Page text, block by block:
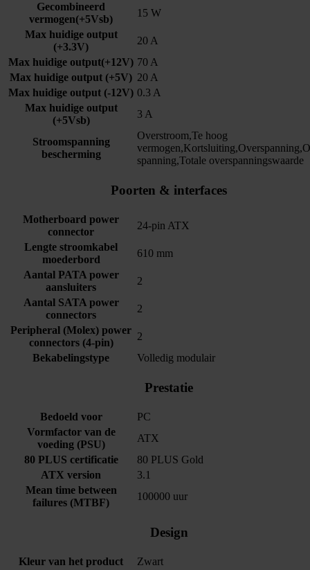
Gecombineerd
vermogen(+5Vsb)
15 W
Max huidige output
(+3.3V)
20 A
Max huidige output(+12V) 70 A
Max huidige output (+5V) 20 A
Max huidige output (-12V) 0.3 A
Max huidige output
(+5Vsb)
3 A
Stroomspanning
bescherming
Overstroom,Te hoog
spanning,Totale overspanningswaarde
Poorten & interfaces
Motherboard power
connector
24-pin ATX
Lengte stroomkabel
moederbord
610 mm
Aantal PATA power
aansluiters
2
Aantal SATA power
connectors
2
Peripheral (Molex) power
connectors (4-pin)
2
Bekabelingstype
Volledig modulair
Prestatie
Bedoeld voor
PC
Vormfactor van de
voeding (PSU)
ATX
80 PLUS certificatie
80 PLUS Gold
ATX version
3.1
Mean time between
failures (MTBF)
100000 uur
Design
Kleur van het product
Zwart